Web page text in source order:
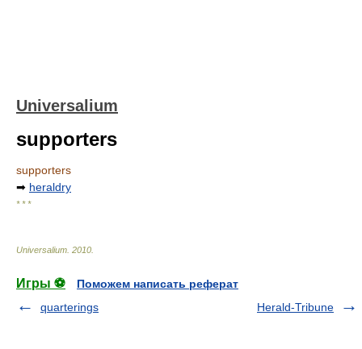
Universalium
supporters
supporters
➡ heraldry
* * *
Universalium 2010
Игры ⚽
Поможем написать реферат
quarterings
Herald-Tribune